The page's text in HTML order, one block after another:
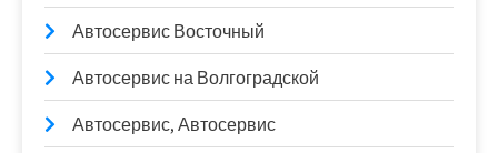
Автосервис Восточный
Автосервис на Волгоградской
Автосервис, Автосервис